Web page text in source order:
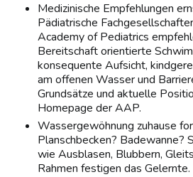
Medizinische Empfehlungen
Pädiatrische
Academy of Pediatrics
Bereitschaft orientierte
konsequente Aufsicht,
am offenen Wasser und
Grundsätze und aktuelle
Homepage der AAP.
Wassergewöhnung zuhause
Planschbecken? Badewanne?
wie Ausblasen, Blubbern,
Rahmen festigen das Gelernte.